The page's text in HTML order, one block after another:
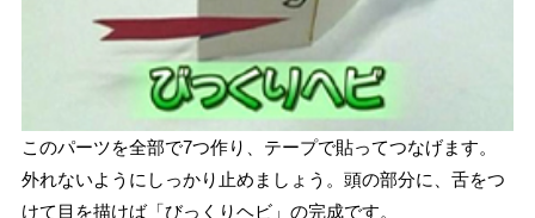
このパーツを全部で7つ作り、テープで貼ってつなげます。
外れないようにしっかり止めましょう。頭の部分に、舌をつ
けて目を描けば「びっくりヘビ」の完成です。